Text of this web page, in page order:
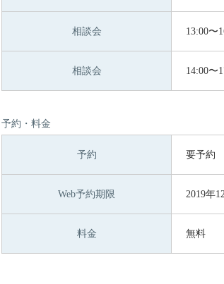
相談会 13:00〜
相談会 14:00〜
予約・料金
予約 要予約
Web予約期限 2019年
料金 無料